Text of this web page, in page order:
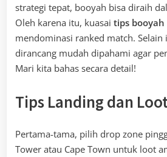
strategi tepat, booyah bisa diraih
Oleh karena itu, kuasai tips booyah
mendominasi ranked match. Selain
dirancang mudah dipahami agar
Mari kita bahas secara detail!
Tips Landing dan
Pertama-tama, pilih drop zone
Tower atau Cape Town untuk loot